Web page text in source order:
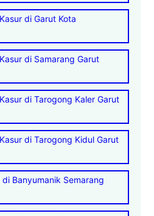
di Garut Kota
di Samarang Garut
di Tarogong Kaler Garut
di Tarogong Kidul Garut
Banyumanik Semarang